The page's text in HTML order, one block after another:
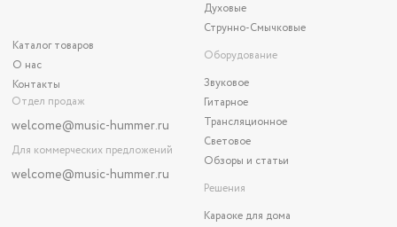
Каталог товаров
О нас
Контакты
Отдел продаж
welcome@music-hummer.ru
Для коммерческих предложений
welcome@music-hummer.ru
Духовые
Струнно-Смычковые
Оборудование
Звуковое
Гитарное
Трансляционное
Световое
Обзоры и статьи
Решения
Караоке для дома